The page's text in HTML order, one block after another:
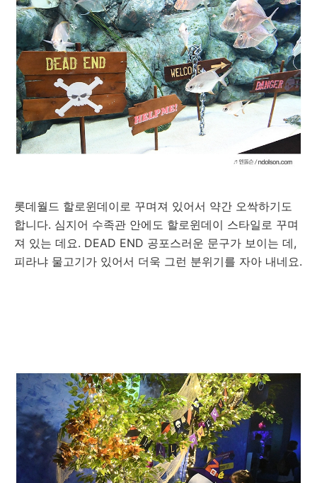
롯데월드 할로윈데이로 꾸며져 있어서 약간 오싹하기도
합니다. 심지어 수족관 안에도 할로윈데이 스타일로 꾸며
져 있는 데요. DEAD END 공포스러운 문구가 보이는 데,
피라냐 물고기가 있어서 더욱 그런 분위기를 자아 내네요.